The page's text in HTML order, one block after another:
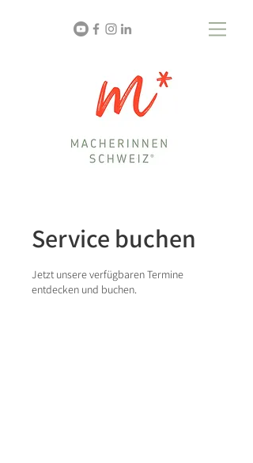
Service buchen
Jetzt unsere verfügbaren Termine
entdecken und buchen.